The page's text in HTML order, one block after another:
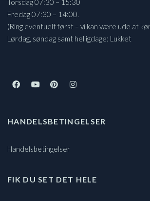
Fredag 07:30 – 14:00.
(Ring eventuelt først – vi kan være ude at
Lørdag, søndag samt helligdage: Lukket
HANDELSBETINGELSER
Handelsbetingelser
FIK DU SET DET HELE